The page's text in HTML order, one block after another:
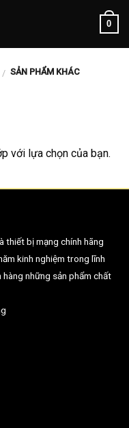
0
/ SẢN PHẨM KHÁC
với lựa chọn của bạn.
thiết bị mạng chính hãng
kinh nghiệm trong lĩnh
những sản phẩm chất